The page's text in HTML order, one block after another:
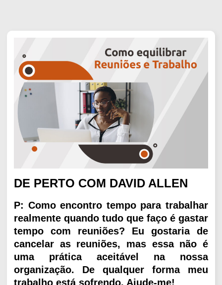
DE PERTO COM DAVID ALLEN
P: Como encontro tempo para trabalhar
realmente quando tudo que faço é gastar
tempo com reuniões? Eu gostaria de
cancelar as reuniões, mas essa não é
uma prática aceitável na nossa
organização. De qualquer forma meu
trabalho está sofrendo. Ajude-me!